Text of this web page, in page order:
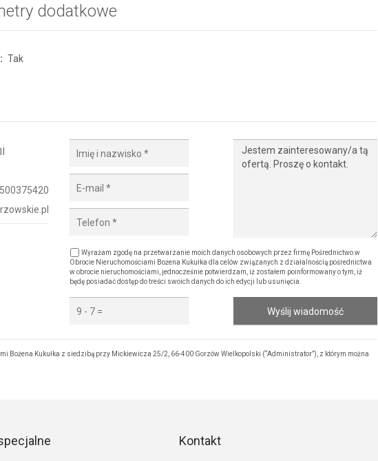
dodatkowe
Tak
500375420
Wyrażam zgodę na przetwarzanie moich danych osobowych przez firmę Pośrednictwo w
Obrocie Nieruchomościami Bożena Kukułka dla celów związanych z działalnością pośrednictwa
w obrocie nieruchomościami, jednocześnie potwierdzam, iż zostałem poinformowany o tym, iż
będę posiadać dostęp do treści swoich danych do ich edycji lub usunięcia.
Wyślij wiadomość
Bożena Kukułka z siedzibą przy Mickiewicza 25/2, 66-400 Gorzów Wielkopolski (“Administrator”), z którym można
Kontakt